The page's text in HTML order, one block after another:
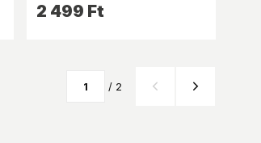
2 499 Ft
/ 2